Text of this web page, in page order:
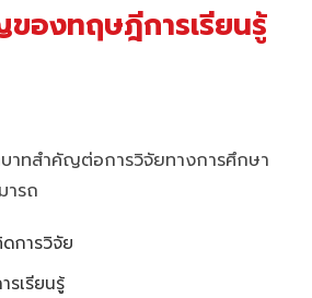
องทฤษฎีการเรียนรู้
าทสำคัญต่อการวิจัยทางการศึกษา
ารถ
การวิจัย
รเรียนรู้